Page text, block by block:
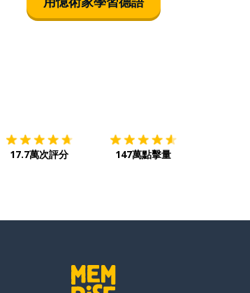
17.7萬次評分 147萬點擊量